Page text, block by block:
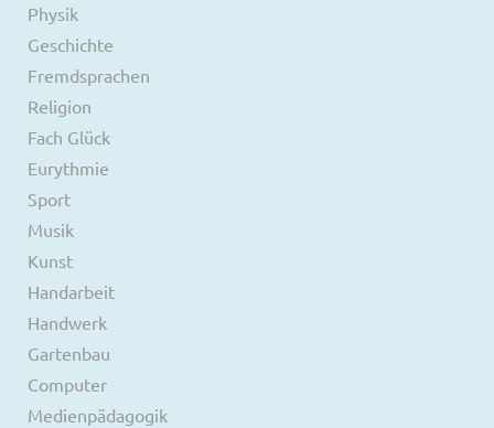
Physik
Geschichte
Fremdsprachen
Religion
Fach Glück
Eurythmie
Sport
Musik
Kunst
Handarbeit
Handwerk
Gartenbau
Computer
Medienpädagogik